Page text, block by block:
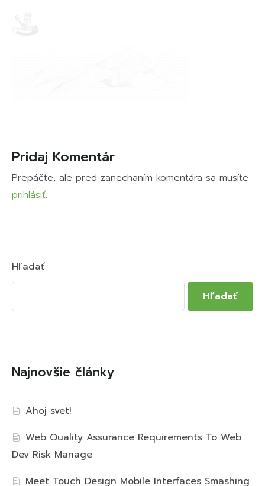
Pridaj Komentár
Prepáčte, ale pred zanechaním komentára sa musíte
prihlásiť.
Hľadať
Hľadať
Najnovšie články
Ahoj svet!
Web Quality Assurance Requirements To Web
Dev Risk Manage
Meet Touch Design Mobile Interfaces Smashing